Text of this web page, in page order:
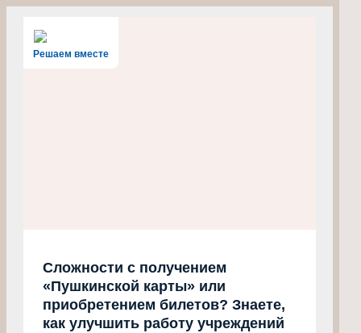
Решаем вместе
Сложности с получением
«Пушкинской карты» или
приобретением билетов? Знаете,
как улучшить работу учреждений